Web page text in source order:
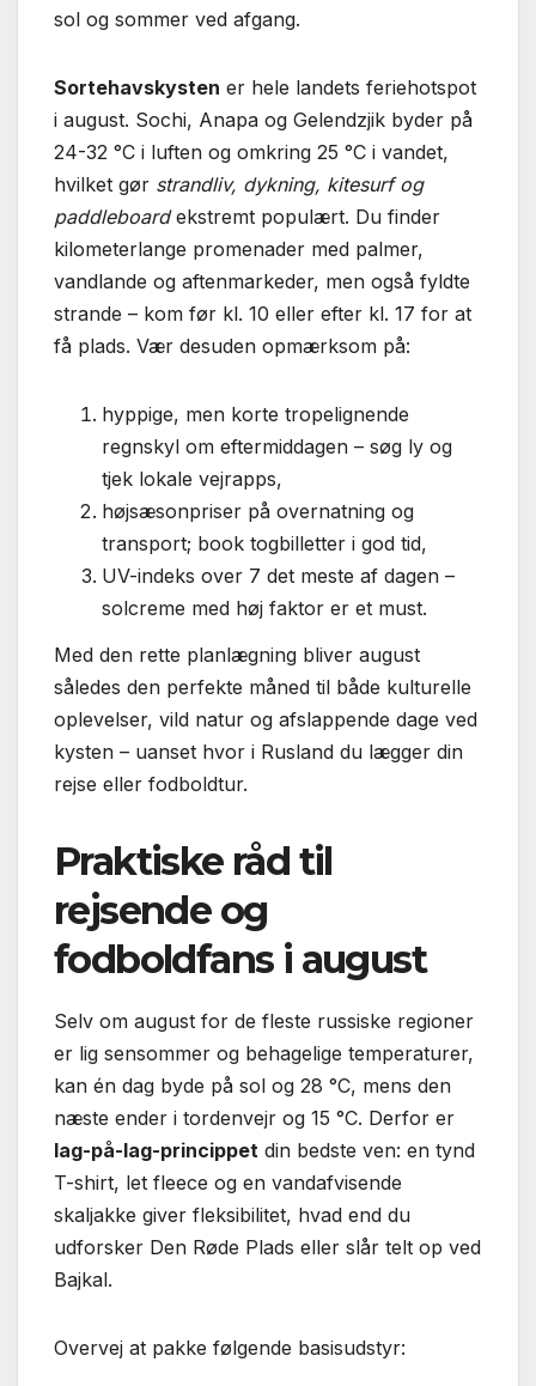
sol og sommer ved afgang.
Sortehavskysten er hele landets feriehotspot
i august. Sochi, Anapa og Gelendzjik byder på
24-32 °C i luften og omkring 25 °C i vandet,
hvilket gør strandliv, dykning, kitesurf og
paddleboardekstremt populært. Du finder
kilometerlange promenader med palmer,
vandlande og aftenmarkeder, men også fyldte
strande – kom før kl. 10 eller efter kl. 17 for at
få plads. Vær desuden opmærksom på:
hyppige, men korte tropelignende
regnskyl om eftermiddagen – søg ly og
tjek lokale vejrapps,
højsæsonpriser på overnatning og
transport; book togbilletter i god tid,
UV-indeks over 7 det meste af dagen –
solcreme med høj faktor er et must.
Med den rette planlægning bliver august
således den perfekte måned til både kulturelle
oplevelser, vild natur og afslappende dage ved
kysten – uanset hvor i Rusland du lægger din
rejse eller fodboldtur.
Praktiske råd til
rejsende og
fodboldfans i august
Selv om august for de fleste russiske regioner
er lig sensommer og behagelige temperaturer,
kan én dag byde på sol og 28 °C, mens den
næste ender i tordenvejr og 15 °C. Derfor er
lag-på-lag-princippet din bedste ven: en tynd
T-shirt, let fleece og en vandafvisende
skaljakke giver fleksibilitet, hvad end du
udforsker Den Røde Plads eller slår telt op ved
Bajkal.
Overvej at pakke følgende basisudstyr: